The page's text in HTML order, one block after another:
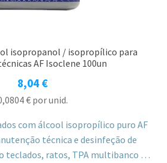
isopropanol / isopropílico para
AF Isoclene 100un
8,04 €
€por unid.
com álcool isopropílico puro AF
técnica e desinfeção de
teclados, ratos, TPA multibanco e